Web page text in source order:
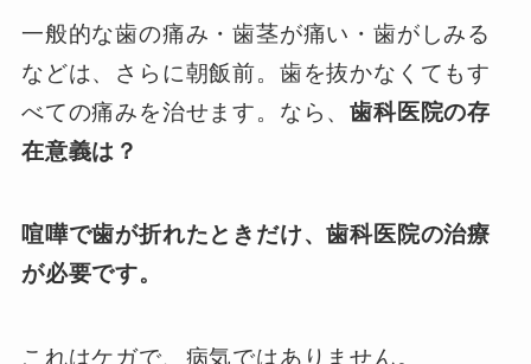
一般的な歯の痛み・歯茎が痛い・歯がしみる
などは、さらに朝飯前。歯を抜かなくてもす
べての痛みを治せます。なら、歯科医院の存
在意義は？
喧嘩で歯が折れたときだけ、歯科医院の治療
が必要です。
これはケガで、病気ではありません。